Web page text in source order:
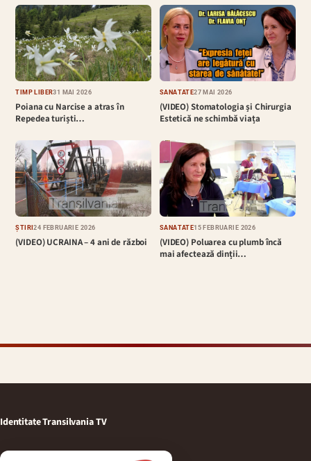
TIMP LIBER31 MAI 2026
Poiana cu Narcise a atras în
Repedea turiști…
SĂNĂTATE27 MAI 2026
(VIDEO) Stomatologia și Chirurgia
Estetică ne schimbă viața
ȘTIRI24 FEBRUARIE 2026
(VIDEO) UCRAINA – 4 ani de război
SĂNĂTATE15 FEBRUARIE 2026
(VIDEO) Poluarea cu plumb încă
mai afectează dinții…
Identitate Transilvania TV